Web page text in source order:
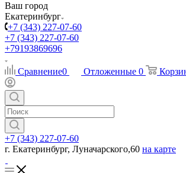
Ваш город
Екатеринбург
+7 (343) 227-07-60
+7 (343) 227-07-60
+79193869696
Сравнение0 Отложенные 0
+7 (343) 227-07-60
г. Екатеринбург, Луначарского,60 на карте